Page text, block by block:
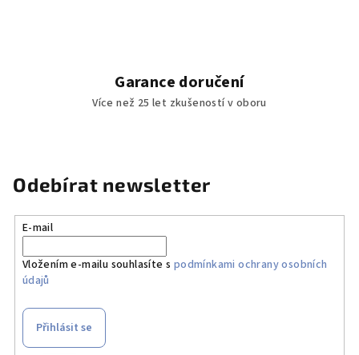
Garance doručení
Více než 25 let zkušeností v oboru
Odebírat newsletter
E-mail
Vložením e-mailu souhlasíte s podmínkami ochrany osobních
údajů
Přihlásit se